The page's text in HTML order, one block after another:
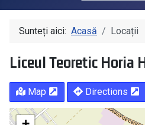
Sunteți aici: Acasă Locații
Liceul Teoretic Horia
Map Directions